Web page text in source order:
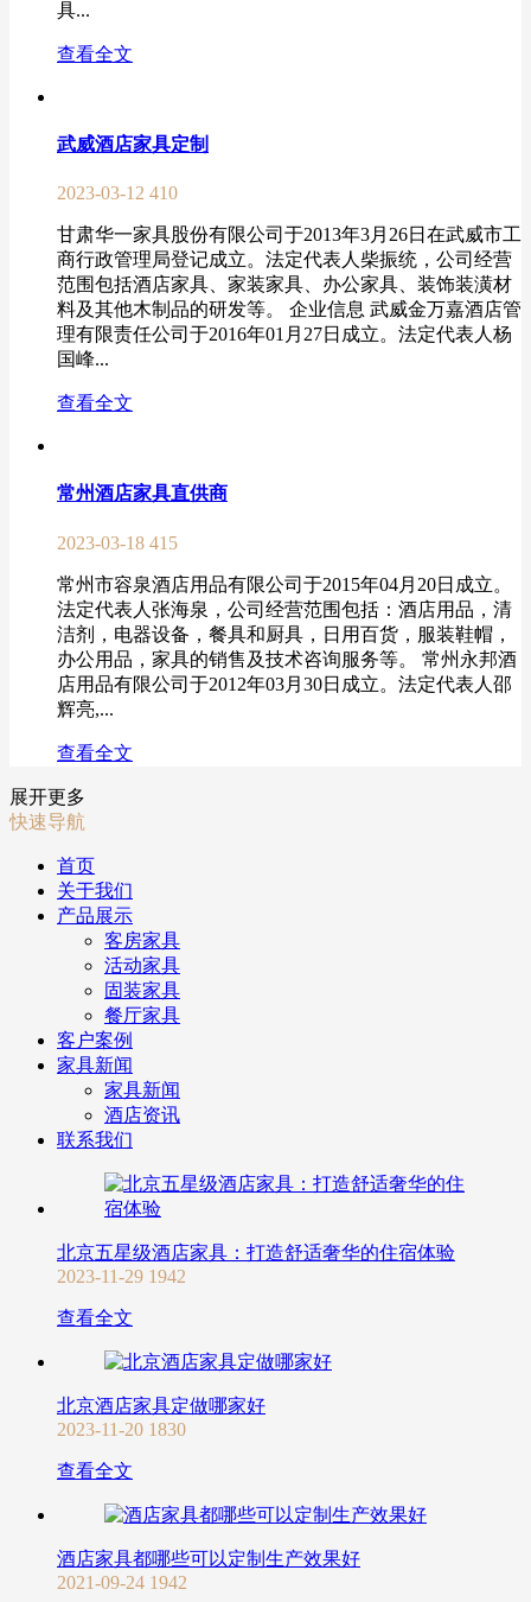
具...
查看全文
武威酒店家具定制
2023-03-12 410
甘肃华一家具股份有限公司于2013年3月26日在武威市工
商行政管理局登记成立。法定代表人柴振统，公司经营
范围包括酒店家具、家装家具、办公家具、装饰装潢材
料及其他木制品的研发等。 企业信息 武威金万嘉酒店管
理有限责任公司于2016年01月27日成立。法定代表人杨
国峰...
查看全文
常州酒店家具直供商
2023-03-18 415
常州市容泉酒店用品有限公司于2015年04月20日成立。
法定代表人张海泉，公司经营范围包括：酒店用品，清
洁剂，电器设备，餐具和厨具，日用百货，服装鞋帽，
办公用品，家具的销售及技术咨询服务等。 常州永邦酒
店用品有限公司于2012年03月30日成立。法定代表人邵
辉亮,...
查看全文
展开更多
快速导航
首页
关于我们
产品展示
客房家具
活动家具
固装家具
餐厅家具
客户案例
家具新闻
家具新闻
酒店资讯
联系我们
北京五星级酒店家具：打造舒适奢华的住宿体验
2023-11-29 1942
查看全文
北京酒店家具定做哪家好
2023-11-20 1830
查看全文
酒店家具都哪些可以定制生产效果好
2021-09-24 1942